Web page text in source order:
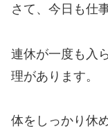
さて、今日も仕
連休が一度も入
理があります。
体をしっかり休